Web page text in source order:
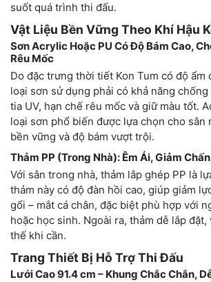
suốt quá trình thi đấu.
Vật Liệu Bền Vững Theo Khí Hậu
Sơn Acrylic Hoặc PU Có Độ Bám Cao,
Rêu Mốc
Do đặc trưng thời tiết Kon Tum có độ ẩm
loại sơn sử dụng phải có khả năng
tia UV, hạn chế rêu mốc và giữ màu tốt.
loại sơn phổ biến được lựa chọn cho sân
bền vững và độ bám vượt trội.
Thảm PP (Trong Nhà): Êm Ái, Giảm
Với sân trong nhà, thảm lắp ghép PP là
thảm này có độ đàn hồi cao, giúp giảm
gối – mắt cá chân, đặc biệt phù hợp với
hoặc học sinh. Ngoài ra, thảm dễ lắp
thế khi cần.
Trang Thiết Bị Hỗ Trợ Thi Đấu
Lưới Cao 91.4 cm – Khung Chắc Chắn,